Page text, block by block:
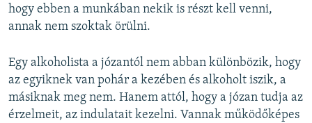
hogy ebben a munkában nekik is részt kell venni,
annak nem szoktak örülni.
Egy alkoholista a józantól nem abban különbözik, hogy
az egyiknek van pohár a kezében és alkoholt iszik, a
másiknak meg nem. Hanem attól, hogy a józan tudja az
érzelmeit, az indulatait kezelni. Vannak működőképes